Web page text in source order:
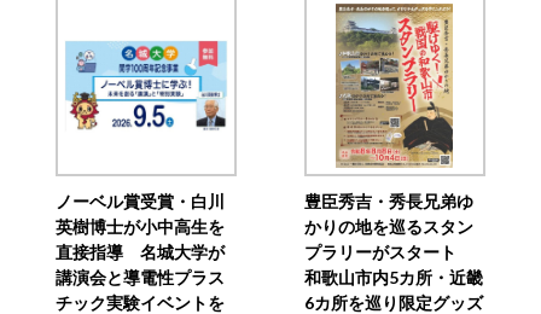
ノーベル賞受賞・白川
英樹博士が小中高生を
直接指導 名城大学が
講演会と導電性プラス
チック実験イベントを
豊臣秀吉・秀長兄弟ゆ
かりの地を巡るスタン
プラリーがスタート
和歌山市内5カ所・近畿
6カ所を巡り限定グッズ